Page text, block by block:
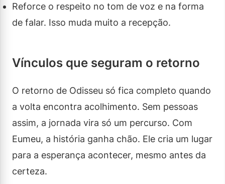
Reforce o respeito no tom de voz e na forma
de falar. Isso muda muito a recepção.
Vínculos que seguram o retorno
O retorno de Odisseu só fica completo quando
a volta encontra acolhimento. Sem pessoas
assim, a jornada vira só um percurso. Com
Eumeu, a história ganha chão. Ele cria um lugar
para a esperança acontecer, mesmo antes da
certeza.